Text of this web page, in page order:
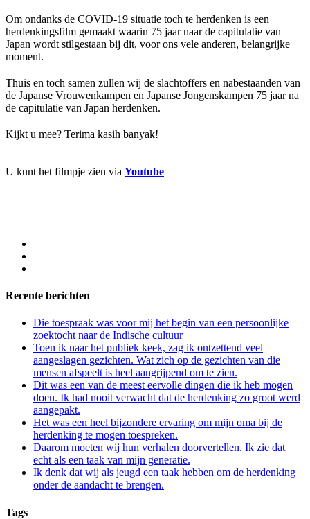
Om ondanks de COVID-19 situatie toch te herdenken is een
herdenkingsfilm gemaakt waarin 75 jaar naar de capitulatie van
Japan wordt stilgestaan bij dit, voor ons vele anderen, belangrijke
moment.
Thuis en toch samen zullen wij de slachtoffers en nabestaanden van
de Japanse Vrouwenkampen en Japanse Jongenskampen 75 jaar na
de capitulatie van Japan herdenken.
Kijkt u mee? Terima kasih banyak!
U kunt het filmpje zien via Youtube
Recente berichten
Die toespraak was voor mij het begin van een persoonlijke
zoektocht naar de Indische cultuur
Toen ik naar het publiek keek, zag ik ontzettend veel
aangeslagen gezichten. Wat zich op de gezichten van die
mensen afspeelt is heel aangrijpend om te zien.
Dit was een van de meest eervolle dingen die ik heb mogen
doen. Ik had nooit verwacht dat de herdenking zo groot werd
aangepakt.
Het was een heel bijzondere ervaring om mijn oma bij de
herdenking te mogen toespreken.
Daarom moeten wij hun verhalen doorvertellen. Ik zie dat
echt als een taak van mijn generatie.
Ik denk dat wij als jeugd een taak hebben om de herdenking
onder de aandacht te brengen.
Tags